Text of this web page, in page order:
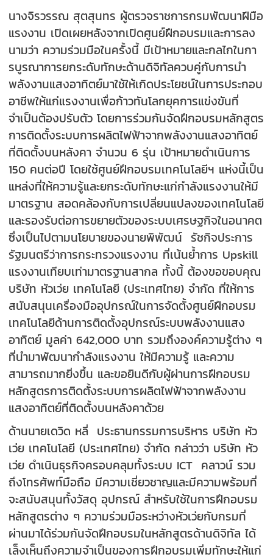
นางจิรวรรณ สุตสุนทร ผู้ตรวจราชการกรมพัฒนาฝีมือ
แรงงาน เปิดเผยหลังจากเปิดศูนย์ฝึกอบรมและการลง
นามว่า ความร่วมมือในครั้งนี้ มีเป้าหมายและกลไกในกา
รบูรณาการยกระดับทักษะด้านดิจิทัลควบคู่กับการนำ
พลังงานแสงอาทิตย์มาใช้ให้เกิดประโยชน์ในการประกอบ
อาชีพให้แก่แรงงานเพื่อก้าวทันโลกยุคการแข่งขันที่
จำเป็นต้องปรับตัว โดยการร่วมกันจัดฝึกอบรมหลักสูตร
การติดตั้งระบบการผลิตไฟฟ้าจากพลังงานแสงอาทิตย์
ที่ติดตั้งบนหลังคา จำนวน 6 รุ่น เป้าหมายดำเนินการ
150 คนต่อปี โดยใช้ศูนย์ฝึกอบรมเทคโนโลยีฯ แห่งนี้เป็น
แหล่งที่ให้ความรู้และยกระดับทักษะแก่กำลังแรงงานให้มี
มาตรฐาน สอดคล้องกับการเปลี่ยนแปลงของเทคโนโลยี
และรองรับต่อการขยายตัวของระบบเศรษฐกิจในอนาคต
ซึ่งเป็นไปตามนโยบายของนายพิพัฒน์ รัชกิจประการ
รัฐมนตรีว่าการกระทรวงแรงงาน ที่เน้นย้ำการ Upskill
แรงงานเทียบเท่ามาตรฐานสากล ทั้งนี้ ต้องขอขอบคุณ
บริษัท หัวเว่ย เทคโนโลยี (ประเทศไทย) จำกัด ที่ให้การ
สนับสนุนเครื่องมืออุปกรณ์ในการจัดตั้งศูนย์ฝึกอบรม
เทคโนโลยีด้านการติดตั้งอุปกรณ์ระบบพลังงานแสง
อาทิตย์ มูลค่า 642,000 บาท รวมถึงองค์ความรู้ต่าง ๆ
ที่นำมาพัฒนากำลังแรงงาน ให้มีความรู้ และความ
สามารถมากยิ่งขึ้น และขอยินดีกับผู้ผ่านการฝึกอบรม
หลักสูตรการติดตั้งระบบการผลิตไฟฟ้าจากพลังงาน
แสงอาทิตย์ที่ติดตั้งบนหลังคาด้วย
ด้านนายเดวิด หลี่ ประธานกรรมการบริหาร บริษัท หัว
เว่ย เทคโนโลยี (ประเทศไทย) จำกัด กล่าวว่า บริษัท หัว
เว่ย ดำเนินธุรกิจครอบคลุมทั้งระบบ ICT คลาวน์ รวม
ถึงโทรศัพท์มือถือ มีความเชี่ยวชาญและมีความพร้อมที่
จะสนับสนุนทั้งวัสดุ อุปกรณ์ สำหรับใช้ในการฝึกอบรม
หลักสูตรต่าง ๆ ความร่วมมือระหว่างหัวเว่ยกับกรมที่
ผ่านมาได้ร่วมกันจัดฝึกอบรมในหลักสูตรด้านดิจิทัล ได้
เล็งเห็นถึงความจำเป็นของการฝึกอบรมเพิ่มทักษะให้แก่